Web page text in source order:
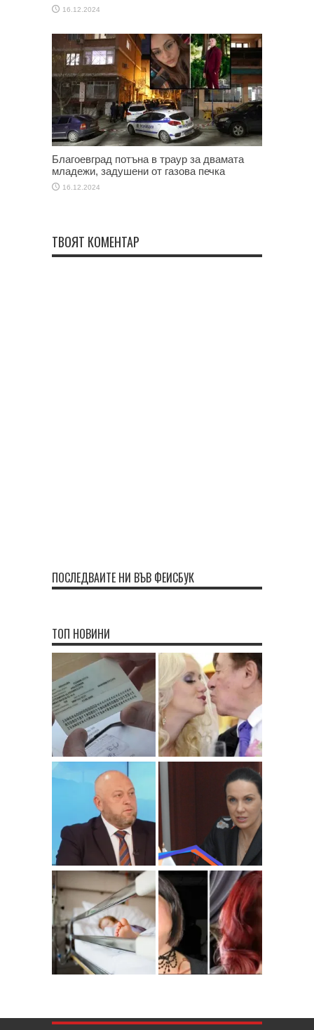
16.12.2024
Благоевград потъна в траур за двамата
младежи, задушени от газова печка
16.12.2024
ТВОЯТ КОМЕНТАР
ПОСЛЕДВАЙТЕ НИ ВЪВ ФЕЙСБУК
ТОП НОВИНИ